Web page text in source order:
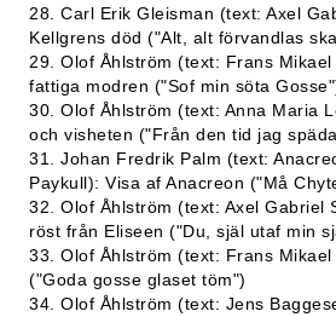
28. Carl Erik Gleisman (text: Axel
Kellgrens död ("Alt, alt förvandlas
29. Olof Åhlström (text: Frans
fattiga modren ("Sof min söta
30. Olof Åhlström (text: Anna Maria
och visheten ("Från den tid jag
31. Johan Fredrik Palm (text:
Paykull): Visa af Anacreon ("Må
32. Olof Åhlström (text: Axel Gabriel
röst från Eliseen ("Du, själ utaf min
33. Olof Åhlström (text: Frans
("Goda gosse glaset töm")
34. Olof Åhlström (text: Jens